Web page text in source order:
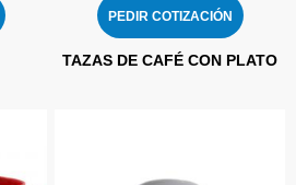
PEDIR COTIZACIÓN
TAZAS DE CAFÉ CON PLATO